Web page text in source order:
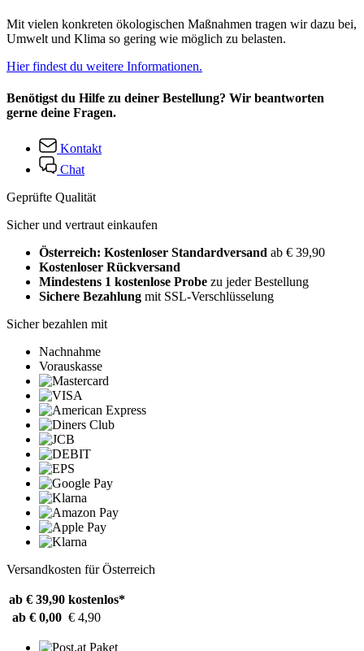
Mit vielen konkreten ökologischen Maßnahmen tragen wir dazu bei,
Umwelt und Klima so gering wie möglich zu belasten.
Hier findest du weitere Informationen.
Benötigst du Hilfe zu deiner Bestellung? Wir beantworten
gerne deine Fragen.
Kontakt
Chat
Geprüfte Qualität
Sicher und vertraut einkaufen
Österreich: Kostenloser Standardversand ab € 39,90
Kostenloser Rückversand
Mindestens 1 kostenlose Probe zu jeder Bestellung
Sichere Bezahlung mit SSL-Verschlüsselung
Sicher bezahlen mit
Nachnahme
Vorauskasse
Versandkosten für Österreich
ab € 39,90 kostenlos*
ab € 0,00 € 4,90